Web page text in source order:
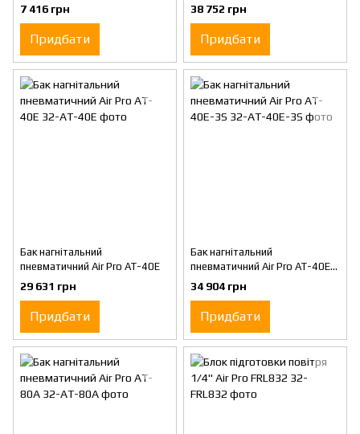
7 416 грн
Придбати
38 752 грн
Придбати
Бак нагнітальний
пневматичний Air Pro AT-40E
29 631 грн
Придбати
Бак нагнітальний
пневматичний Air Pro AT-40E-
3S
34 904 грн
Придбати